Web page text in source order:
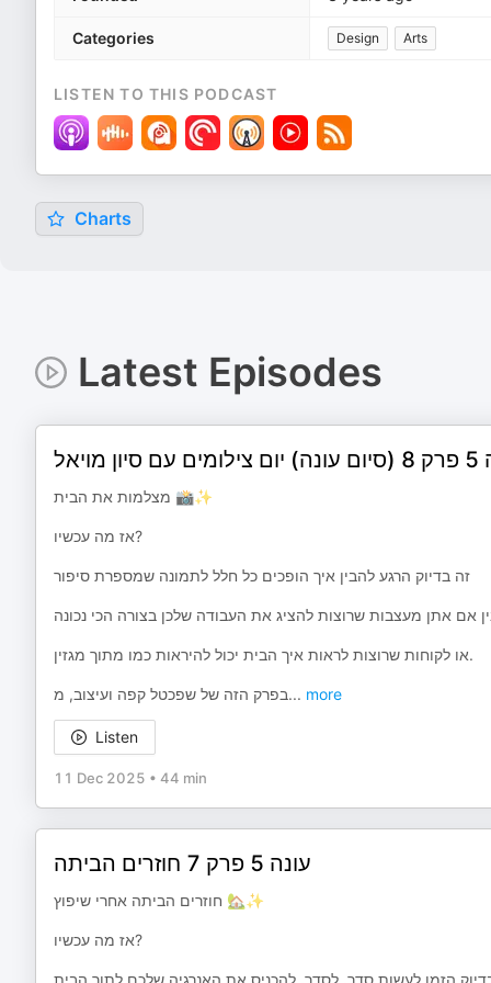
Categories Design Arts
LISTEN TO THIS PODCAST
Charts
Latest Episodes
מצלמות את הבית 📸✨
אז מה עכשיו?
זה בדיוק הרגע להבין איך הופכים כל חלל לתמונה שמספרת סיפור
או לקוחות שרוצות לראות איך הבית יכול להיראות כמו מתוך מגזין.
בפרק הזה של שפכטל קפה ועיצוב, מ... more
Listen
11 Dec 2025 • 44 min
עונה 5 פרק 7 חוזרים הביתה
חוזרים הביתה אחרי שיפוץ 🏡✨
אז מה עכשיו?
הזמן לעשות סדר, לסדר, להכניס את האנרגיה שלכם לתוך הבית